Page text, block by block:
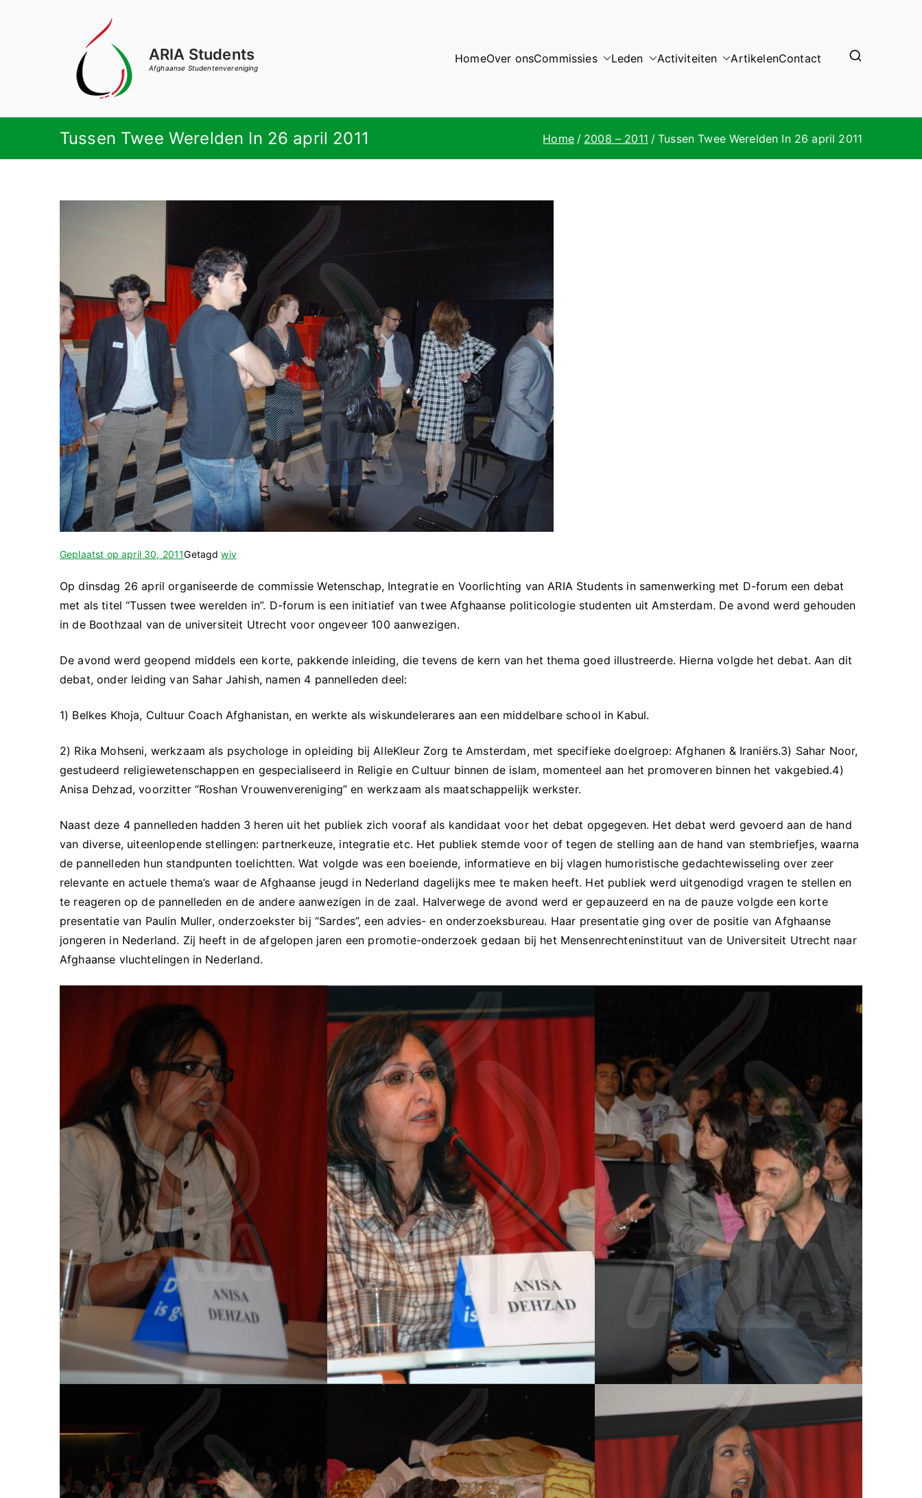
ARIA Students
Afghaanse Studentenvereniging
HomeOver onsCommissies Leden Activiteiten ArtikelenContact
Tussen Twee Werelden In 26 april 2011 Home 2008 – 2011 Tussen Twee Werelden In 26 april 2011
Geplaatst opapril 30, 2011Getagdwiv
Op dinsdag 26 april organiseerde de commissie Wetenschap, Integratie en Voorlichting van ARIA Students in samenwerking met D-forum een debat
met als titel “Tussen twee werelden in”. D-forum is een initiatief van twee Afghaanse politicologie studenten uit Amsterdam. De avond werd gehouden
in de Boothzaal van de universiteit Utrecht voor ongeveer 100 aanwezigen.
De avond werd geopend middels een korte, pakkende inleiding, die tevens de kern van het thema goed illustreerde. Hierna volgde het debat. Aan dit
debat, onder leiding van Sahar Jahish, namen 4 pannelleden deel:
1) Belkes Khoja, Cultuur Coach Afghanistan, en werkte als wiskundelerares aan een middelbare school in Kabul.
2) Rika Mohseni, werkzaam als psychologe in opleiding bij AlleKleur Zorg te Amsterdam, met specifieke doelgroep: Afghanen & Iraniërs.3) Sahar Noor,
gestudeerd religiewetenschappen en gespecialiseerd in Religie en Cultuur binnen de islam, momenteel aan het promoveren binnen het vakgebied.4)
Anisa Dehzad, voorzitter “Roshan Vrouwenvereniging” en werkzaam als maatschappelijk werkster.
Naast deze 4 pannelleden hadden 3 heren uit het publiek zich vooraf als kandidaat voor het debat opgegeven. Het debat werd gevoerd aan de hand
van diverse, uiteenlopende stellingen: partnerkeuze, integratie etc. Het publiek stemde voor of tegen de stelling aan de hand van stembriefjes, waarna
de pannelleden hun standpunten toelichtten. Wat volgde was een boeiende, informatieve en bij vlagen humoristische gedachtewisseling over zeer
relevante en actuele thema’s waar de Afghaanse jeugd in Nederland dagelijks mee te maken heeft. Het publiek werd uitgenodigd vragen te stellen en
te reageren op de pannelleden en de andere aanwezigen in de zaal. Halverwege de avond werd er gepauzeerd en na de pauze volgde een korte
presentatie van Paulin Muller, onderzoekster bij “Sardes”, een advies- en onderzoeksbureau. Haar presentatie ging over de positie van Afghaanse
jongeren in Nederland. Zij heeft in de afgelopen jaren een promotie-onderzoek gedaan bij het Mensenrechteninstituut van de Universiteit Utrecht naar
Afghaanse vluchtelingen in Nederland.